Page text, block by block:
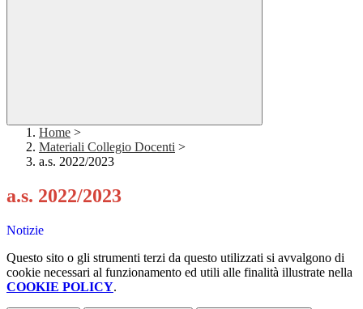
Home >
Materiali Collegio Docenti >
a.s. 2022/2023
a.s. 2022/2023
Notizie
Questo sito o gli strumenti terzi da questo utilizzati si avvalgono di
cookie necessari al funzionamento ed utili alle finalità illustrate nella
COOKIE POLICY.